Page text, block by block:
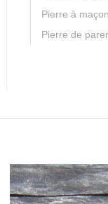
Pierre à
Pierre de